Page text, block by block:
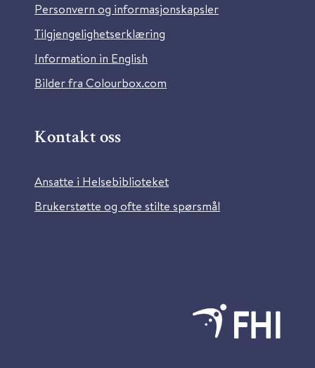
Personvern og informasjonskapsler
Tilgjengelighetserklæring
Information in English
Bilder fra Colourbox.com
Kontakt oss
Ansatte i Helsebiblioteket
Brukerstøtte og ofte stilte spørsmål